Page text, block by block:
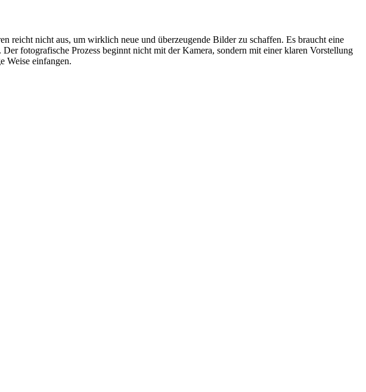
reicht nicht aus, um wirklich neue und überzeugende Bilder zu schaffen. Es braucht eine
fotografische Prozess beginnt nicht mit der Kamera, sondern mit einer klaren Vorstellung
Weise einfangen.